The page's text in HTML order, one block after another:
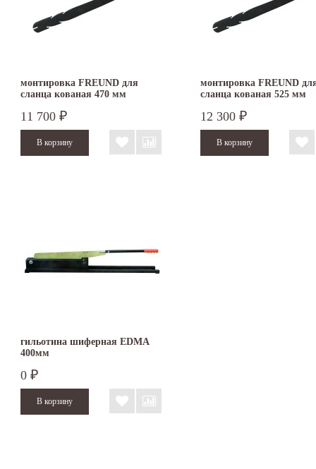
монтировка FREUND для
сланца кованая 470 мм
11 700 ₽
монтировка FREUND
сланца кованая 525 мм
12 300 ₽
гильотина шиферная EDMA
400мм
0 ₽